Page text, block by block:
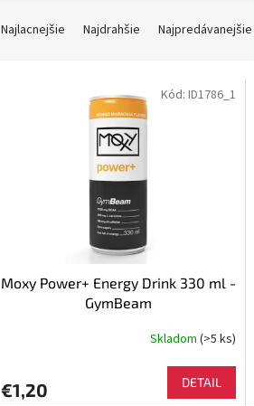
Najlacnejšie Najdrahšie Najpredávanejšie
Moxy Power+ Energy Drink 330 ml -
GymBeam
Skladom (>5 ks)
€1,20 DETAIL
Kód: ID1786_1